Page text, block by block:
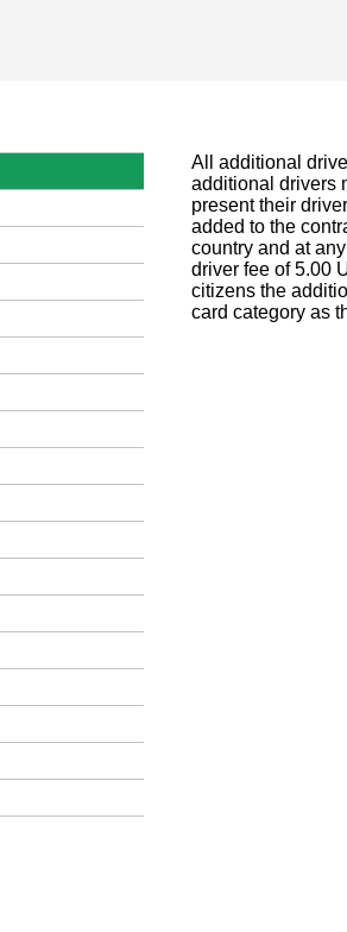
All additional
additional drivers
present their
added to the
country and at
driver fee of 5.00
citizens the
card category as